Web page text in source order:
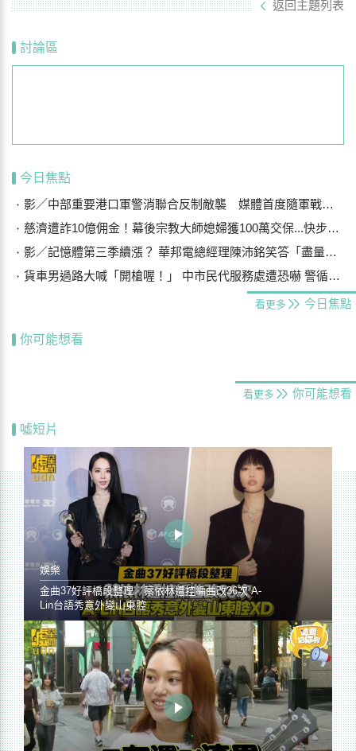
返回主題列表
討論區
今日焦點
影／中部重要港口軍警消聯合反制敵襲 媒體首度隨軍戰鬥演練
慈濟遭詐10億佣金！幕後宗教大師媳婦獲100萬交保...快步奔離不發一語
影／記憶體第三季續漲？ 華邦電總經理陳沛銘笑答「盡量不要漲太多」
貨車男過路大喊「開槍喔！」 中市民代服務處遭恐嚇 警循線追緝
看更多 今日焦點
你可能想看
看更多 你可能想看
噓短片
娛樂
金曲37好評橋段整理／蔡依林遭控編曲改36次 A-
Lin台語秀意外變山東腔